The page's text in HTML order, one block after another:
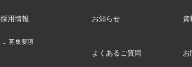
採用情報
募集要項
お知らせ
よくあるご質問
資
お